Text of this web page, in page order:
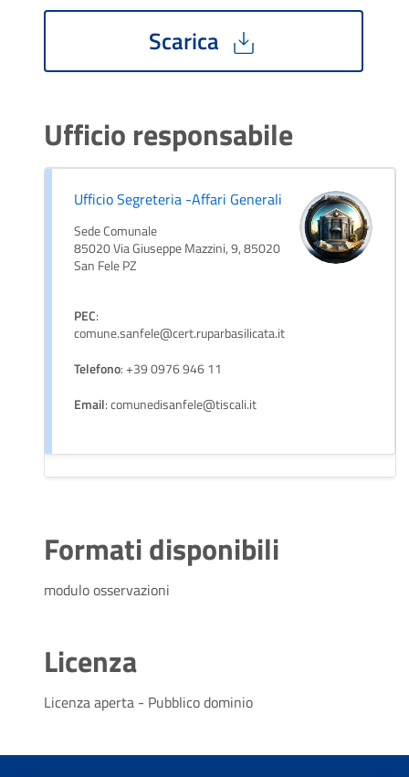
Scarica
Ufficio responsabile
Ufficio Segreteria -Affari Generali
Sede Comunale
85020 Via Giuseppe Mazzini, 9, 85020
San Fele PZ
PEC:
comune.sanfele@cert.ruparbasilicata.it
Telefono: +39 0976 946 11
Email: comunedisanfele@tiscali.it
Formati disponibili
modulo osservazioni
Licenza
Licenza aperta - Pubblico dominio